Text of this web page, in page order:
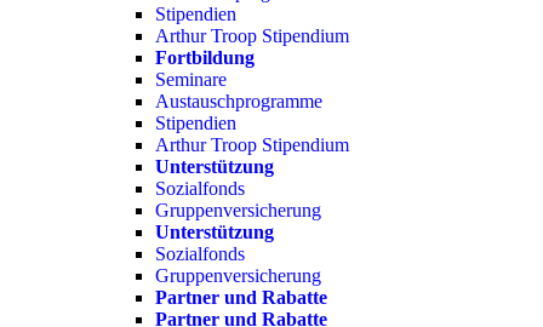
Stipendien
Arthur Troop Stipendium
Fortbildung
Seminare
Austauschprogramme
Stipendien
Arthur Troop Stipendium
Unterstützung
Sozialfonds
Gruppenversicherung
Unterstützung
Sozialfonds
Gruppenversicherung
Partner und Rabatte
Partner und Rabatte